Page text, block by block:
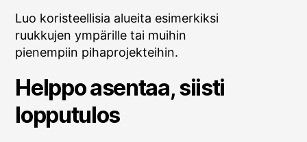
Luo koristeellisia alueita esimerkiksi
ruukkujen ympärille tai muihin
pienempiin pihaprojekteihin.
Helppo asentaa, siisti
lopputulos